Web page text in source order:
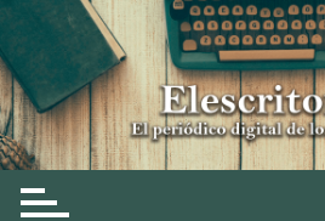
Skip
to
content
Elescritor.es
El periódico digital de los escritores